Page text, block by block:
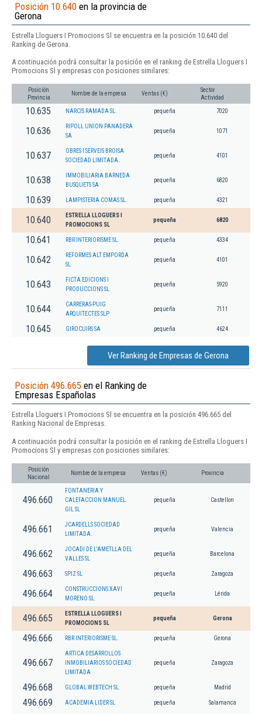
Posición 10.640 en la provincia de
Gerona
Estrella Lloguers I Promocions Sl se encuentra en la posición 10.640 del
Ranking de Gerona.
A continuación podrá consultar la posición en el ranking de Estrella Lloguers I
Promocions Sl y empresas con posiciones similares:
Posición
Provincia
Nombre de la empresa Ventas (€)
Sector
Actividad
10.635 NARCIS RAMADA SL. pequeña 7020
10.636
RIPOLL UNION PANADERA
SA
pequeña 1071
10.637
OBRES I SERVEIS BROISA
SOCIEDAD LIMITADA.
pequeña 4101
10.638
IMMOBILIARIA BARNEDA
BUSQUETS SA
pequeña 6820
10.639 LAMPISTERIA COMAS SL. pequeña 4321
10.640
ESTRELLA LLOGUERS I
PROMOCIONS SL
pequeña 6820
10.641 RBR INTERIORISME SL. pequeña 4334
10.642
REFORMES ALT EMPORDA
SL
pequeña 4101
10.643
FICTA EDICIONS I
PRODUCCIONS SL
pequeña 5920
10.644
CARRERAS-PUIG
ARQUITECTES SLP
pequeña 7111
10.645 GIROCUIRS SA pequeña 4624
Ver Ranking de Empresas de Gerona
Posición 496.665 en el Ranking de
Empresas Españolas
Estrella Lloguers I Promocions Sl se encuentra en la posición 496.665 del
Ranking Nacional de Empresas.
A continuación podrá consultar la posición en el ranking de Estrella Lloguers I
Promocions Sl y empresas con posiciones similares:
Posición
Nacional
Nombre de la empresa Ventas (€) Provincia
496.660
FONTANERIA Y
CALEFACCION MANUEL
GIL SL
pequeña Castellon
496.661
JCARDELLS SOCIEDAD
LIMITADA.
pequeña Valencia
496.662
JOCADI DE L'AMETLLA DEL
VALLES SL
pequeña Barcelona
496.663 SPIZ SL pequeña Zaragoza
496.664
CONSTRUCCIONS XAVI
MORENO SL.
pequeña Lérida
496.665
ESTRELLA LLOGUERS I
PROMOCIONS SL
pequeña Gerona
496.666 RBR INTERIORISME SL. pequeña Gerona
496.667
ARTICA DESARROLLOS
INMOBILIARIOS SOCIEDAD
LIMITADA
pequeña Zaragoza
496.668 GLOBAL WEBTECH SL. pequeña Madrid
496.669 ACADEMIA LIDER SL pequeña Salamanca